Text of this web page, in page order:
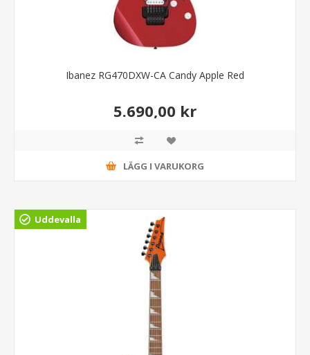
Ibanez RG470DXW-CA Candy Apple Red
5.690,00 kr
LÄGG I VARUKORG
Uddevalla